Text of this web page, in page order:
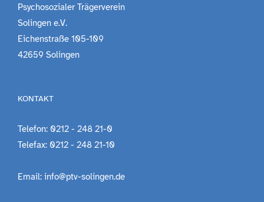
Psychosozialer Trägerverein
Solingen e.V.
Eichenstraße 105-109
42659 Solingen
KONTAKT
Telefon: 0212 - 248 21-0
Telefax: 0212 - 248 21-10
Email: info@ptv-solingen.de